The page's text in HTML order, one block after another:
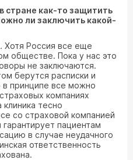
стране как-то защитить
ли заключить какой-
Россия все еще
обществе. Пока у нас это
не заключаются.
берутся расписки и
в принципе все можно
компаниях
тесно
со страховой компанией
гарантирует пациентам
в случае неудачного
ответственность